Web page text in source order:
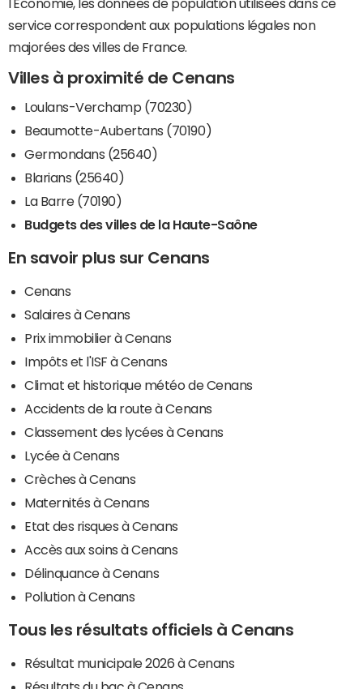
l'Economie, les données de population utilisées dans ce
service correspondent aux populations légales non
majorées des villes de France.
Villes à proximité de Cenans
Loulans-Verchamp (70230)
Beaumotte-Aubertans (70190)
Germondans (25640)
Blarians (25640)
La Barre (70190)
Budgets des villes de la Haute-Saône
En savoir plus sur Cenans
Cenans
Salaires à Cenans
Prix immobilier à Cenans
Impôts et l'ISF à Cenans
Climat et historique météo de Cenans
Accidents de la route à Cenans
Classement des lycées à Cenans
Lycée à Cenans
Crèches à Cenans
Maternités à Cenans
Etat des risques à Cenans
Accès aux soins à Cenans
Délinquance à Cenans
Pollution à Cenans
Tous les résultats officiels à Cenans
Résultat municipale 2026 à Cenans
Résultats du bac à Cenans